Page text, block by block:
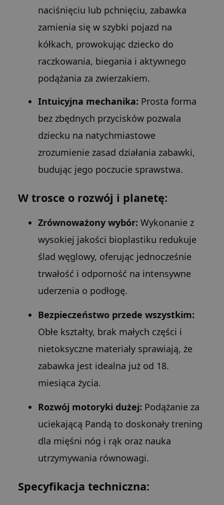
naciśnięciu lub pchnięciu, zabawka
zamienia się w szybki pojazd na
kółkach, prowokując dziecko do
raczkowania, biegania i aktywnego
podążania za zwierzakiem.
Intuicyjna mechanika: Prosta forma
bez zbędnych przycisków pozwala
dziecku na natychmiastowe
zrozumienie zasad działania zabawki,
budując jego poczucie sprawstwa.
W trosce o rozwój i planetę:
Zrównoważony wybór: Wykonanie z
wysokiej jakości bioplastiku redukuje
ślad węglowy, oferując jednocześnie
trwałość i odporność na intensywne
uderzenia o podłogę.
Bezpieczeństwo przede wszystkim:
Obłe kształty, brak małych części i
nietoksyczne materiały sprawiają, że
zabawka jest idealna już od 18.
miesiąca życia.
Rozwój motoryki dużej: Podążanie za
uciekającą Pandą to doskonały trening
dla mięśni nóg i rąk oraz nauka
utrzymywania równowagi.
Specyfikacja techniczna: